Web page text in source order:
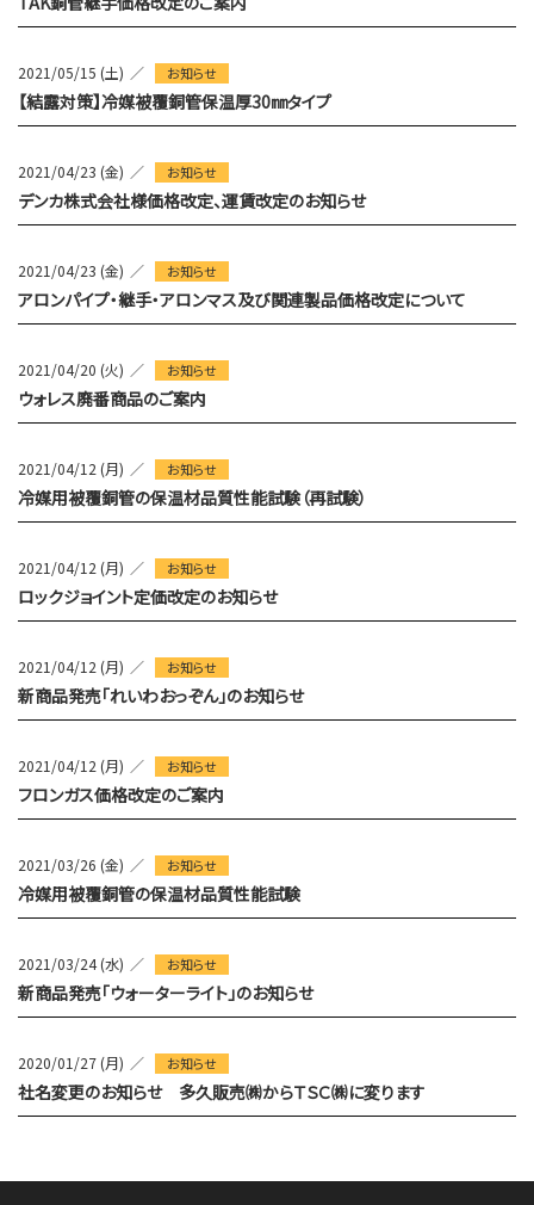
2021/05/15 (土) お知らせ
【結露対策】冷媒被覆銅管保温厚30㎜タイプ
2021/04/23 (金) お知らせ
デンカ株式会社様価格改定、運賃改定のお知らせ
2021/04/23 (金) お知らせ
アロンパイプ・継手・アロンマス及び関連製品価格改定について
2021/04/20 (火) お知らせ
ウォレス廃番商品のご案内
2021/04/12 (月) お知らせ
冷媒用被覆銅管の保温材品質性能試験（再試験）
2021/04/12 (月) お知らせ
ロックジョイント定価改定のお知らせ
2021/04/12 (月) お知らせ
新商品発売「れいわおっぞん」のお知らせ
2021/04/12 (月) お知らせ
フロンガス価格改定のご案内
2021/03/26 (金) お知らせ
冷媒用被覆銅管の保温材品質性能試験
2021/03/24 (水) お知らせ
新商品発売「ウォーターライト」のお知らせ
2020/01/27 (月) お知らせ
社名変更のお知らせ 多久販売㈱からＴＳＣ㈱に変ります